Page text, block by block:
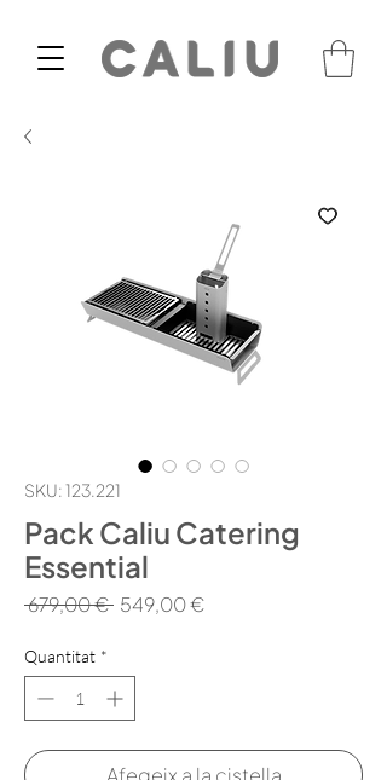
SKU: 123.221
Pack Caliu Catering
Essential
679,00 € Preu
549,00 €
Quantitat *
Afegeix a la cistella